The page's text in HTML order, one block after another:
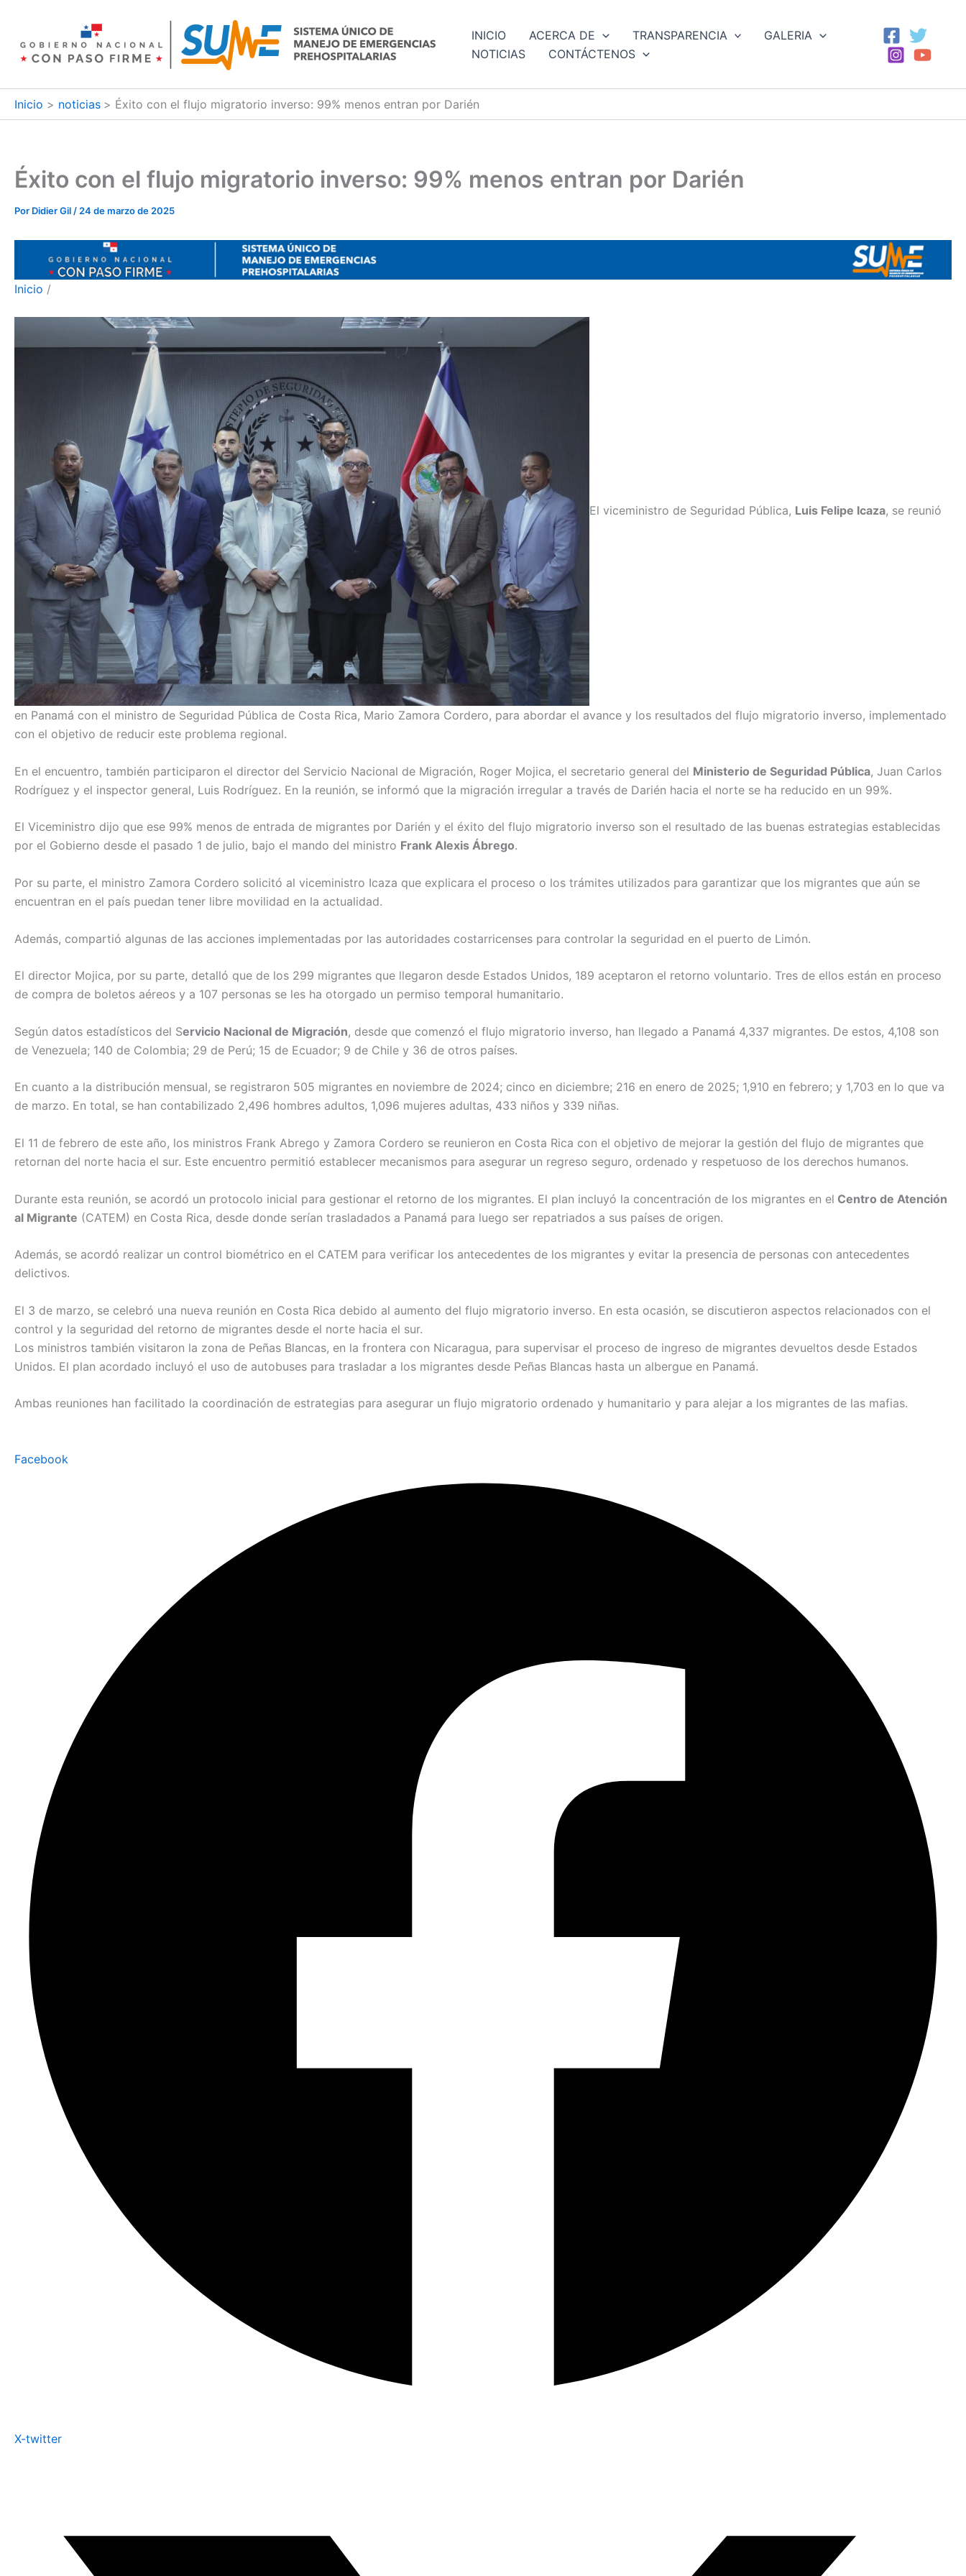
contenido
INICIO ACERCA DE TRANSPARENCIA
GALERIA
NOTICIAS
CONTÁCTENOS
Inicio noticias Éxito con el flujo migratorio inverso: 99% menos entran por Darién
Éxito con el flujo migratorio inverso: 99% menos entran por Darién
Por Didier Gil / 24 de marzo de 2025
Inicio /
El viceministro de Seguridad Pública, Luis Felipe Icaza, se reunió
en Panamá con el ministro de Seguridad Pública de Costa Rica, Mario Zamora Cordero, para abordar el avance y los resultados del flujo migratorio inverso, implementado
con el objetivo de reducir este problema regional.
En el encuentro, también participaron el director del Servicio Nacional de Migración, Roger Mojica, el secretario general del Ministerio de Seguridad Pública, Juan Carlos
Rodríguez y el inspector general, Luis Rodríguez. En la reunión, se informó que la migración irregular a través de Darién hacia el norte se ha reducido en un 99%.
El Viceministro dijo que ese 99% menos de entrada de migrantes por Darién y el éxito del flujo migratorio inverso son el resultado de las buenas estrategias establecidas
por el Gobierno desde el pasado 1 de julio, bajo el mando del ministro Frank Alexis Ábrego.
Por su parte, el ministro Zamora Cordero solicitó al viceministro Icaza que explicara el proceso o los trámites utilizados para garantizar que los migrantes que aún se
encuentran en el país puedan tener libre movilidad en la actualidad.
Además, compartió algunas de las acciones implementadas por las autoridades costarricenses para controlar la seguridad en el puerto de Limón.
El director Mojica, por su parte, detalló que de los 299 migrantes que llegaron desde Estados Unidos, 189 aceptaron el retorno voluntario. Tres de ellos están en proceso
de compra de boletos aéreos y a 107 personas se les ha otorgado un permiso temporal humanitario.
Según datos estadísticos del Servicio Nacional de Migración, desde que comenzó el flujo migratorio inverso, han llegado a Panamá 4,337 migrantes. De estos, 4,108 son
de Venezuela; 140 de Colombia; 29 de Perú; 15 de Ecuador; 9 de Chile y 36 de otros países.
En cuanto a la distribución mensual, se registraron 505 migrantes en noviembre de 2024; cinco en diciembre; 216 en enero de 2025; 1,910 en febrero; y 1,703 en lo que va
de marzo. En total, se han contabilizado 2,496 hombres adultos, 1,096 mujeres adultas, 433 niños y 339 niñas.
El 11 de febrero de este año, los ministros Frank Abrego y Zamora Cordero se reunieron en Costa Rica con el objetivo de mejorar la gestión del flujo de migrantes que
retornan del norte hacia el sur. Este encuentro permitió establecer mecanismos para asegurar un regreso seguro, ordenado y respetuoso de los derechos humanos.
Durante esta reunión, se acordó un protocolo inicial para gestionar el retorno de los migrantes. El plan incluyó la concentración de los migrantes en el Centro de Atención
al Migrante (CATEM) en Costa Rica, desde donde serían trasladados a Panamá para luego ser repatriados a sus países de origen.
Además, se acordó realizar un control biométrico en el CATEM para verificar los antecedentes de los migrantes y evitar la presencia de personas con antecedentes
delictivos.
El 3 de marzo, se celebró una nueva reunión en Costa Rica debido al aumento del flujo migratorio inverso. En esta ocasión, se discutieron aspectos relacionados con el
control y la seguridad del retorno de migrantes desde el norte hacia el sur.
Los ministros también visitaron la zona de Peñas Blancas, en la frontera con Nicaragua, para supervisar el proceso de ingreso de migrantes devueltos desde Estados
Unidos. El plan acordado incluyó el uso de autobuses para trasladar a los migrantes desde Peñas Blancas hasta un albergue en Panamá.
Ambas reuniones han facilitado la coordinación de estrategias para asegurar un flujo migratorio ordenado y humanitario y para alejar a los migrantes de las mafias.
Facebook
X-twitter